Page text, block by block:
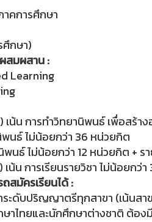
คการศึกษา
ศึกษา)
สมผสาน :
Learning
เน้น การทำวิทยานิพนธ์ เพื่อสร้า
พนธ์ ไม่น้อยกว่า 36 หน่วยกิต
พนธ์ ไม่น้อยกว่า 12 หน่วยกิต +
น้น การเรียนรายวิชา ไม่น้อยก
สมัครเรียนได้ :
ระดับปริญญาตรีทุกสาขา (เน้นส
าไทยและนักศึกษาต่างชาติ ต้อง